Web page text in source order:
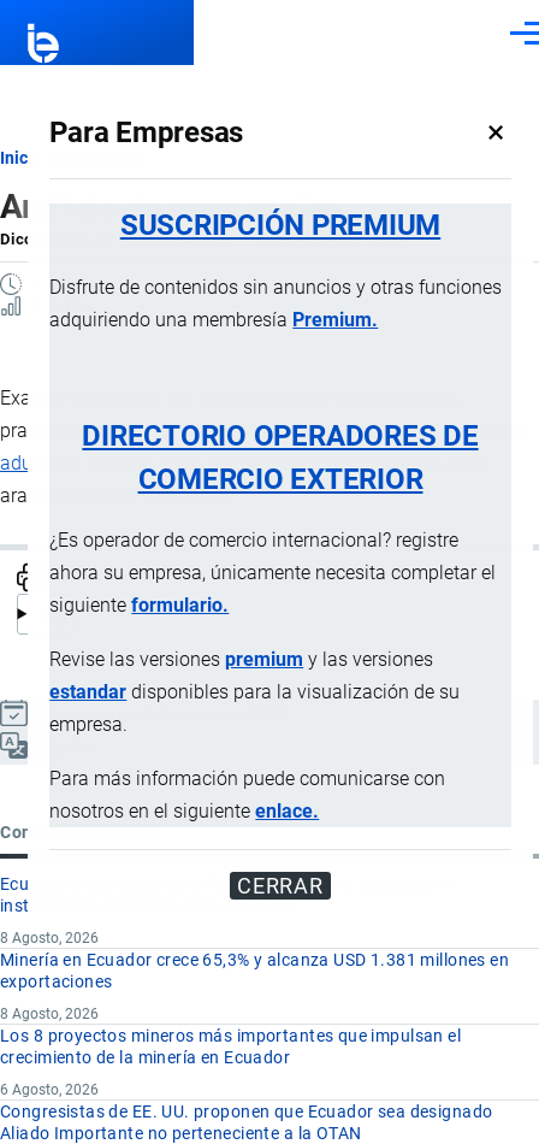
Para Empresas ×
SUSCRIPCIÓN PREMIUM
Disfrute de contenidos sin anuncios y otras funciones
adquiriendo una membresía Premium.
DIRECTORIO OPERADORES DE
COMERCIO EXTERIOR
¿Es operador de comercio internacional? registre
ahora su empresa, únicamente necesita completar el
siguienteformulario.
Revise las versionespremium y las versiones
estandar disponibles para la visualización de su
empresa.
Para más información puede comunicarse con
nosotros en el siguienteenlace.
CERRAR
Ruta
de
navegación
Inicio
Análisis de mercancías
Diccionario porImportaciones …, 8 Septiembre, 2024
1 MINUTO
Examen cualitativo y/o cuantitativo de las mercancías,
practicado por un laboratorio autorizado por laadministración
aduanera
, cuando así lo requiera su correcta clasificación
arancelaria o su valoración.
Contenido reciente
Ecuador y la prosperidad: Por qué seguridad, educación e
instituciones importan más que el PIB
8 Agosto, 2026
Minería en Ecuador crece 65,3% y alcanza USD 1.381 millones en
exportaciones
8 Agosto, 2026
Los 8 proyectos mineros más importantes que impulsan el
crecimiento de la minería en Ecuador
6 Agosto, 2026
Congresistas de EE. UU. proponen que Ecuador sea designado
Aliado Importante no perteneciente a la OTAN